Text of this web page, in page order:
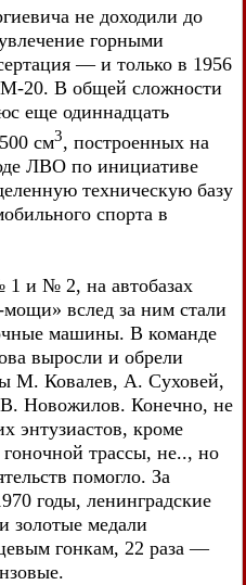
не доходили до
горными
— и только в 1956
20. В общей сложности
еще одиннадцать
см3, построенных на
ЛВО по инициативе
техническую базу
спорта в
1 и № 2, на автобазах
вслед за ним стали
машины. В команде
выросли и обрели
М. Ковалев, А. Суховей,
Новожилов. Конечно, не
энтузиастов, кроме
трассы, не.., но
помогло. За
годы, ленинградские
золотые медали
гонкам, 22 раза —